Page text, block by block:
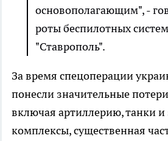
основополагающим", -
роты беспилотных
"Ставрополь".
За время спецоперации
понесли значительные
включая артиллерию, танки
комплексы, существенная